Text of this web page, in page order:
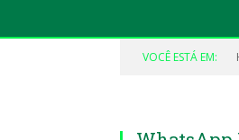
VOCÊ ESTÁ EM: